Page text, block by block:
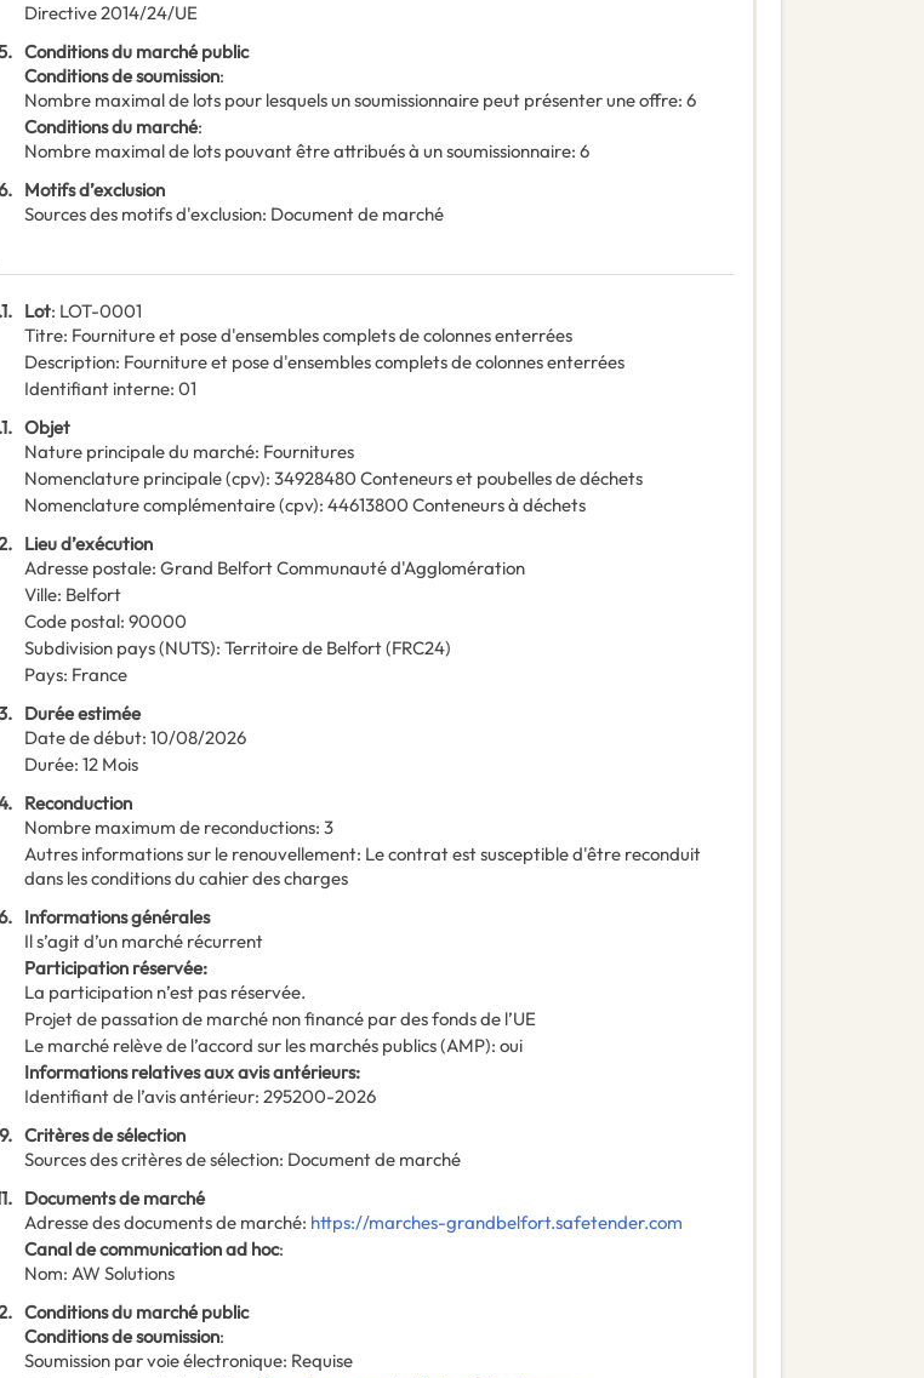
Directive 2014/24/UE
Conditions du marché public
Conditions de soumission:
Nombre maximal de lots pour lesquels un soumissionnaire peut présenter une offre: 6
Conditions du marché:
Nombre maximal de lots pouvant être attribués à un soumissionnaire: 6
Motifs d’exclusion
Sources des motifs d'exclusion: Document de marché
Lot: LOT-0001
Titre: Fourniture et pose d'ensembles complets de colonnes enterrées
Description: Fourniture et pose d'ensembles complets de colonnes enterrées
Identifiant interne: 01
Objet
Nature principale du marché: Fournitures
Nomenclature principale(cpv): 34928480 Conteneurs et poubelles de déchets
Nomenclature complémentaire(cpv): 44613800 Conteneurs à déchets
Lieu d’exécution
Adresse postale: Grand Belfort Communauté d'Agglomération
Ville: Belfort
Code postal: 90000
Subdivision pays (NUTS): Territoire de Belfort(FRC24)
Pays: France
Durée estimée
Date de début: 10/08/2026
Durée: 12 Mois
Reconduction
Nombre maximum de reconductions: 3
Autres informations sur le renouvellement: Le contrat est susceptible d'être reconduit
dans les conditions du cahier des charges
Informations générales
Il s’agit d’un marché récurrent
Participation réservée:
La participation n’est pas réservée.
Projet de passation de marché non financé par des fonds de l’UE
Le marché relève de l’accord sur les marchés publics (AMP): oui
Informations relatives aux avis antérieurs:
Identifiant de l’avis antérieur: 295200-2026
Critères de sélection
Sources des critères de sélection: Document de marché
Documents de marché
Adresse des documents de marché: https://marches-grandbelfort.safetender.com
Canal de communication ad hoc:
Nom: AW Solutions
Conditions du marché public
Conditions de soumission:
Soumission par voie électronique: Requise